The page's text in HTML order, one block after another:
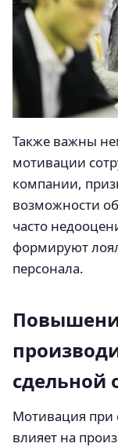
Также важны
мотивации
компании,
возможности
часто
формируют
персонала.
сдельной
Мотивация при
влияет на